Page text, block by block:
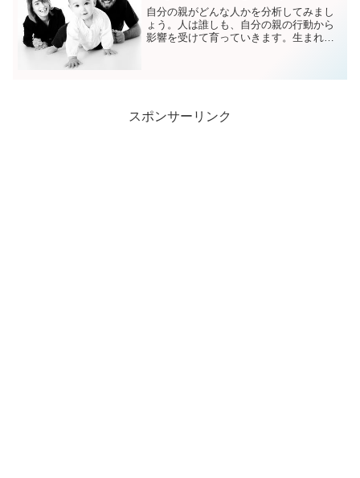
自分の親がどんな人かを分析してみまし
ょう。人は誰しも、自分の親の行動から
影響を受けて育っていきます。生まれ
スポンサーリンク